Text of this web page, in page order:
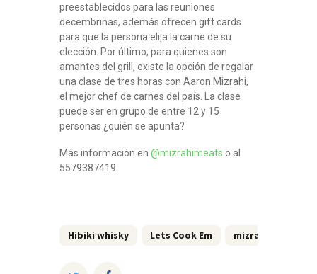
preestablecidos para las reuniones
decembrinas, además ofrecen gift cards
para que la persona elija la carne de su
elección. Por último, para quienes son
amantes del grill, existe la opción de regalar
una clase de tres horas con Aaron Mizrahi,
el mejor chef de carnes del país. La clase
puede ser en grupo de entre 12 y 15
personas ¿quién se apunta?
Más información en @mizrahimeats o al
5579387419
Hibiki whisky Lets Cook Em mizrahi meats